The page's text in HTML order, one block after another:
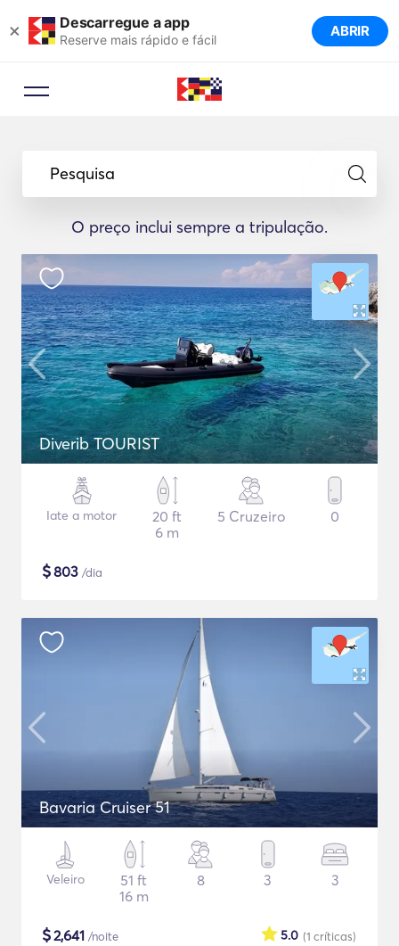
× Descarregue a app
Reserve mais rápido e fácil ABRIR
Pesquisa
O preço inclui sempre a tripulação.
Diverib TOURIST
Iate a motor
20 ft
6 m
5 Cruzeiro 0
$803 /dia
Bavaria Cruiser 51
Veleiro
51 ft
16 m
8 3 3
$2,641 /noite (1 críticas)
5.0